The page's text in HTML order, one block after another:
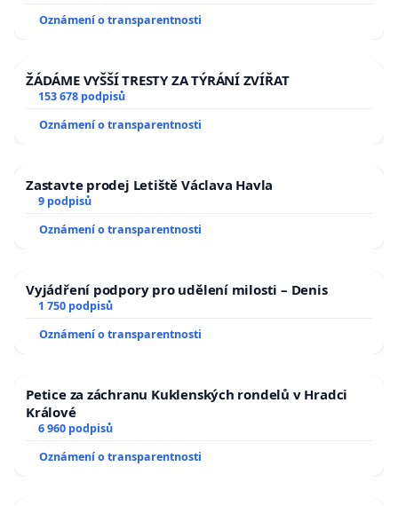
Oznámení o transparentnosti
ŽÁDÁME VYŠŠÍ TRESTY ZA TÝRÁNÍ ZVÍŘAT
153 678 podpisů
Oznámení o transparentnosti
Zastavte prodej Letiště Václava Havla
9 podpisů
Oznámení o transparentnosti
Vyjádření podpory pro udělení milosti – Denis
1 750 podpisů
Oznámení o transparentnosti
Petice za záchranu Kuklenských rondelů v Hradci
Králové
6 960 podpisů
Oznámení o transparentnosti